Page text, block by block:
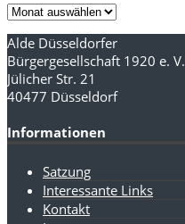
Archiv
Alde Düsseldorfer
Bürgergesellschaft 1920 e. V.
Jülicher Str. 21
40477 Düsseldorf
Informationen
Satzung
Interessante Links
Kontakt